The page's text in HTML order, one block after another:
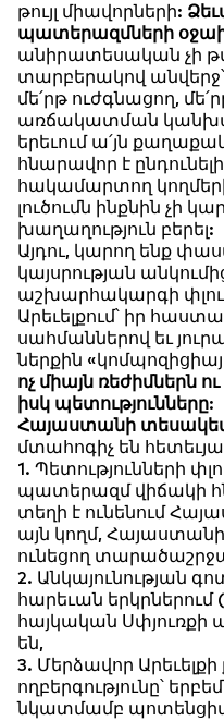
թույլ միավորների:
պատերազմների
անիրատեսական չի
տարբերակով
մե՛րթ ուժգնացող,
առճակատման
երեւում ա՛յն
հնարավոր է ընդունելի
հակամարտող
լուծումն ինքնին չի
խաղաղություն բերել:
Այդու, կարող ենք
կայսրության
աշխարհակարգի
Արեւելքում՝ իր
սահմաններով եւ
ներքին
ոչ միայն ռեժիմներն
իսկ պետությունները:
Հայաստանի
մտահոգիչ են
1. Պետությունների
պատերազմ վիճակի
տեղի է ունենում
այն կողմ,
ունեցող
2. Անկայունության
հարեւան
հայկական
են,
3. Մերձավոր
ողբերգությունը՝
նկատմամբ